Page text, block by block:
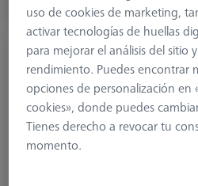
Disponible
Extensión, M5, titanio
602030-9045-000
uso de cookies de marketing,
activar tecnologías de huellas
para mejorar el análisis del sitio
rendimiento. Puedes encontrar
opciones de personalización en
cookies», donde puedes
Tienes derecho a revocar tu
momento.